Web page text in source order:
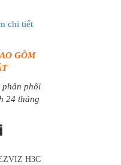
chi tiết
GỒM
phân phối
24 tháng
H3C